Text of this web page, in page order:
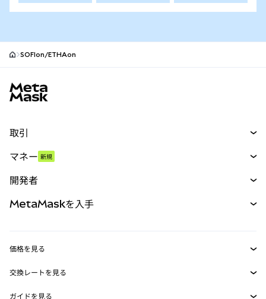
SOFIon/ETHAon
取引
パーペチュアル
RWA
マネー 新規
開発者
MetaMask Connect
MetaMaskを入手
価格を見る
イーサリアムの価格
Solanaの価格
交換レートを見る
ガイドを見る